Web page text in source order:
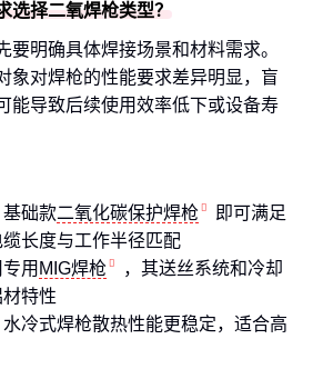
选择二氧焊枪类型？
要明确具体焊接场景和材料需求。
象对焊枪的性能要求差异明显，盲
能导致后续使用效率低下或设备寿
础款二氧化碳保护焊枪
即可满足
长度与工作半径匹配
用 MIG焊枪
，其送丝系统和冷却
特性
冷式焊枪散热性能更稳定，适合高